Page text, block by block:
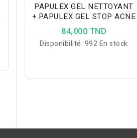
PAPULEX GEL NETTOYANT
+ PAPULEX GEL STOP ACNE
84,000 TND
Disponibilité: 992 En stock